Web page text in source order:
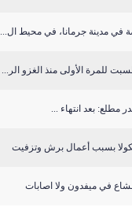
في مدينة جرمانا، في محيط ال...
للمرة الأولى منذ الغزو الر...
مطلع: بعد انتهاء ...
بسبب أعمال برش وتزفيت
في ميفدون ولا اصابات